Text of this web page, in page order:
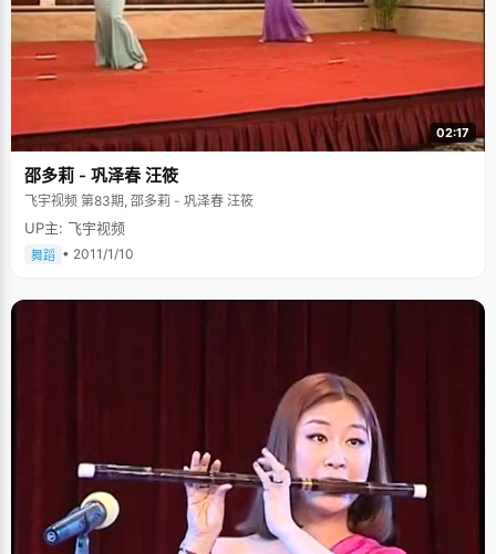
02:17
邵多莉 - 巩泽春 汪筱
飞宇视频 第83期, 邵多莉 - 巩泽春 汪筱
UP主: 飞宇视频
舞蹈 • 2011/1/10